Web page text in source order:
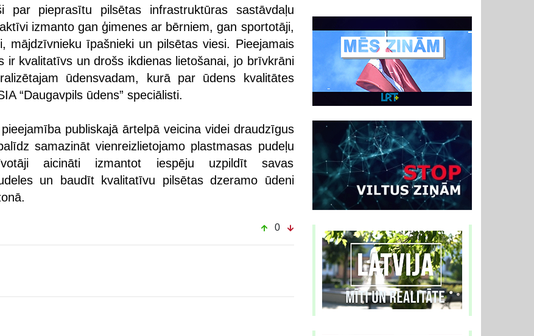
par pieprasītu pilsētas infrastruktūras sastāvdaļu
izmanto gan ģimenes ar bērniem, gan sportotāji,
mājdzīvnieku īpašnieki un pilsētas viesi. Pieejamais
ir kvalitatīvs un drošs ikdienas lietošanai, jo brīvkrāni
ūdensvadam, kurā par ūdens kvalitātes
“Daugavpils ūdens” speciālisti.
publiskajā ārtelpā veicina videi draudzīgus
samazināt vienreizlietojamo plastmasas pudeļu
aicināti izmantot iespēju uzpildīt savas
un baudīt kvalitatīvu pilsētas dzeramo ūdeni
0